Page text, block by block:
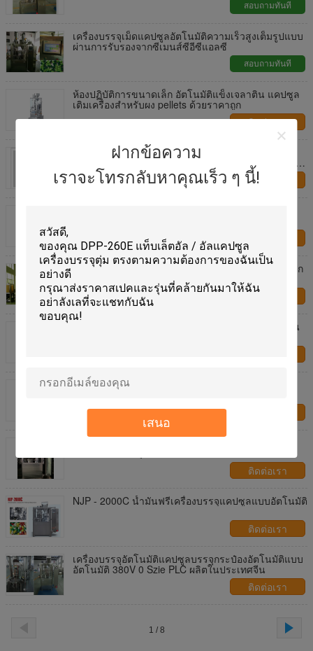
ฝากข้อความ
เราจะโทรกลับหาคุณเร็ว ๆ นี้!
เสนอ
สอบถามทันที
เครื่องบรรจุเม็ดแคปซูลอัตโนมัติความเร็วสูงเต็มรูปแบบ
ผ่านการรับรองจากซีเมนส์ซีอีซีแอลซี
สอบถามทันที
ห้องปฏิบัติการขนาดเล็ก อัตโนมัติแข็งเจลาติน แคปซูล
เติมเครื่องสําหรับผง pellets ด้วยราคาถูก
ติดต่อเรา
ความจุมากที่สุด 70000 แคปซูลต่อชั่วโมง เครื่องเติม
แคปซูลที่ให้ความแม่นยําการเติม ± 1-3 เปอร์เซ็นต์ เห
มาะสําหรับการผลิตขนาดใหญ่
ติดต่อเรา
เครื่องอัดเม็ดยาอัตโนมัติชนิด NJP Series มีความจุแตก
เครื่องอัดเม็ดแคปซูลอัตโนมัติเต็มรูปแบบคุณภาพสูงรุ่น
เครื่องบรรจุแคปซูลแบบเต็มรูปแบบอัตโนมัติสำหรับผง
ติดต่อเรา
NJP - 2000C น้ำมันฟรีเครื่องบรรจุแคปซูลแบบอัตโนมัติ
ติดต่อเรา
เครื่องบรรจุอัตโนมัติแคปซูลบรรจุกระป๋องอัตโนมัติแบบ
อัตโนมัติ 380V 0 Szie PLC ผลิตในประเทศจีน
ติดต่อเรา
1 / 8